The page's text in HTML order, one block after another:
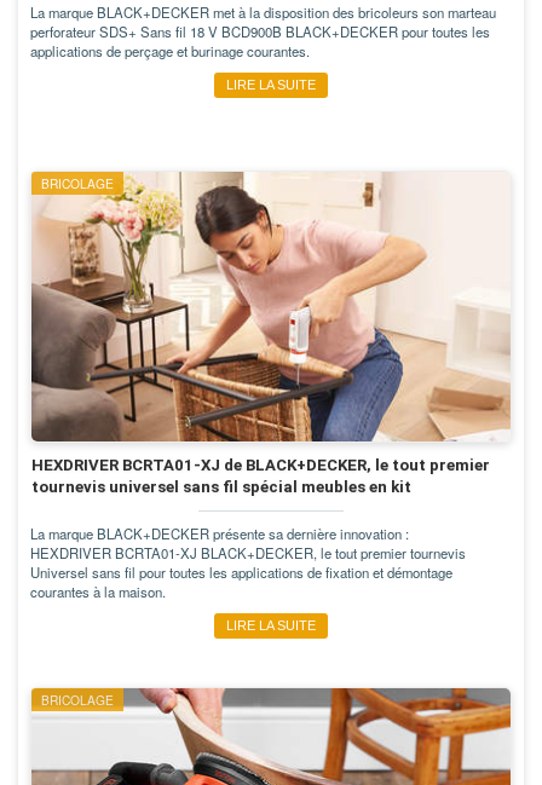
La marque BLACK+DECKER met à la disposition des bricoleurs son marteau
perforateur SDS+ Sans fil 18 V BCD900B BLACK+DECKER pour toutes les
applications de perçage et burinage courantes.
LIRE LA SUITE
BRICOLAGE
HEXDRIVER BCRTA01-XJ de BLACK+DECKER, le tout premier
tournevis universel sans fil spécial meubles en kit
La marque BLACK+DECKER présente sa dernière innovation :
HEXDRIVER BCRTA01-XJ BLACK+DECKER, le tout premier tournevis
Universel sans fil pour toutes les applications de fixation et démontage
courantes à la maison.
LIRE LA SUITE
BRICOLAGE